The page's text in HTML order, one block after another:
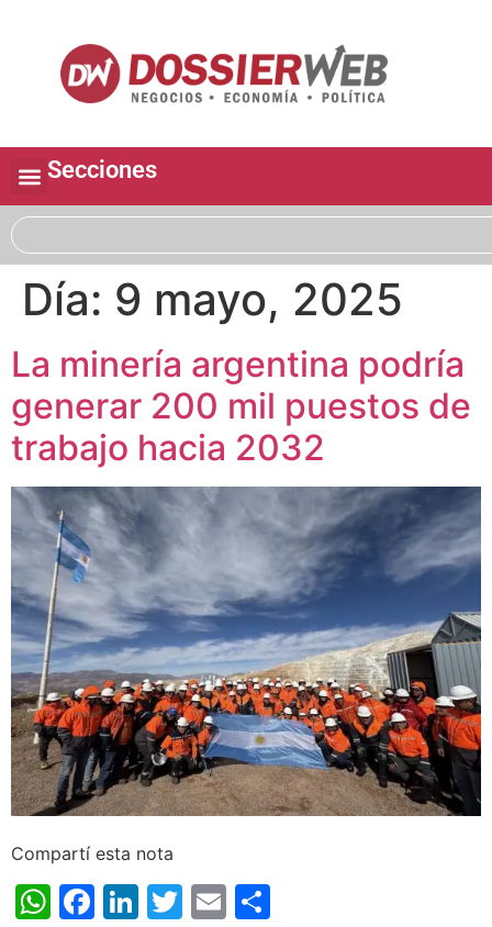
Secciones
Día: 9 mayo, 2025
La minería argentina podría
generar 200 mil puestos de
trabajo hacia 2032
Compartí esta nota
WhatsApp
Facebook
LinkedIn
Twitter
Email